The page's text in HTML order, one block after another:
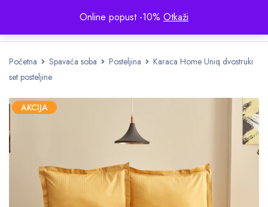
Online popust -10% Otkaži
Početna Spavaća soba Posteljina
Karaca Home Uniq dvostruki
set posteljine
AKCIJA